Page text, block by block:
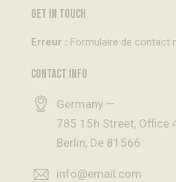
GET IN TOUCH
Erreur : Formulaire de contact
CONTACT INFO
Germany —
785 15h Street, Office
Berlin, De 81566
info@email.com